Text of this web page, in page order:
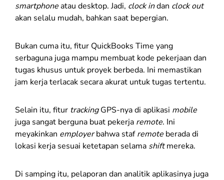
smartphoneatau desktop. Jadi, clock indan clock out
akan selalu mudah, bahkan saat bepergian.
Bukan cuma itu, fitur QuickBooks Time yang
serbaguna juga mampu membuat kode pekerjaan dan
tugas khusus untuk proyek berbeda. Ini memastikan
jam kerja terlacak secara akurat untuk tugas tertentu.
Selain itu, fitur trackingGPS-nya di aplikasi mobile
juga sangat berguna buat pekerja remote. Ini
meyakinkan employerbahwa stafremote berada di
lokasi kerja sesuai ketetapan selama shiftmereka.
Di samping itu, pelaporan dan analitik aplikasinya juga